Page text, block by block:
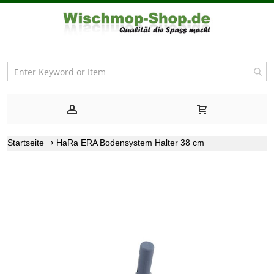
Startseite HaRa ERA Bodensystem Halter 38 cm